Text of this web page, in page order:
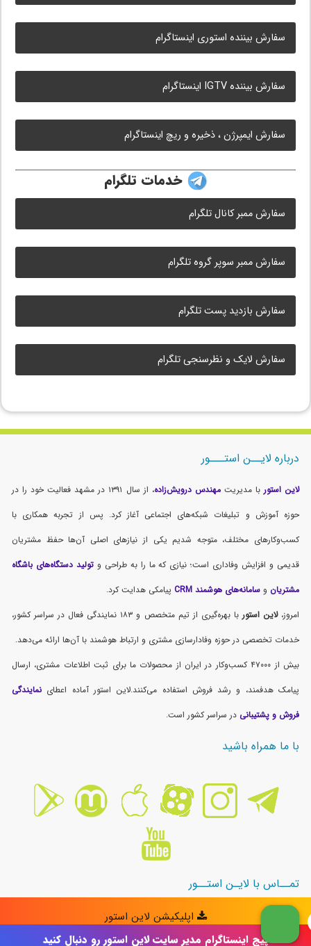
سفارش بیننده استوری اینستاگرام
سفارش بیننده IGTV اینستاگرام
سفارش ایمپرژن ، ذخیره و ریچ اینستاگرام
خدمات تلگرام
سفارش ممبر کانال تلگرام
سفارش ممبر سوپر گروه تلگرام
سفارش بازدید پست تلگرام
سفارش لایک و نظرسنجی تلگرام
پیج اینستاگرام مدیر سایت لاین استور رو دنبال کنید